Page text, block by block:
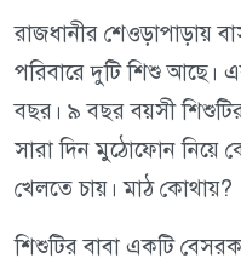
রাজধানীর শেওড়াপাড়ায়
পরিবারে দুটি শিশু আছে।
বছর। ৯ বছর বয়সী
সারা দিন মুঠোফোন নিয়ে
খেলতে চায়। মাঠ কোথায়?
শিশুটির বাবা একটি